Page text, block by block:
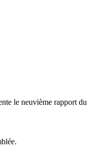
le neuvième rapport du